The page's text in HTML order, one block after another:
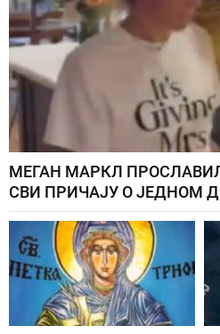
МЕГАН МАРКЛ
СВИ ПРИЧАЈУ О ЈЕДНОМ